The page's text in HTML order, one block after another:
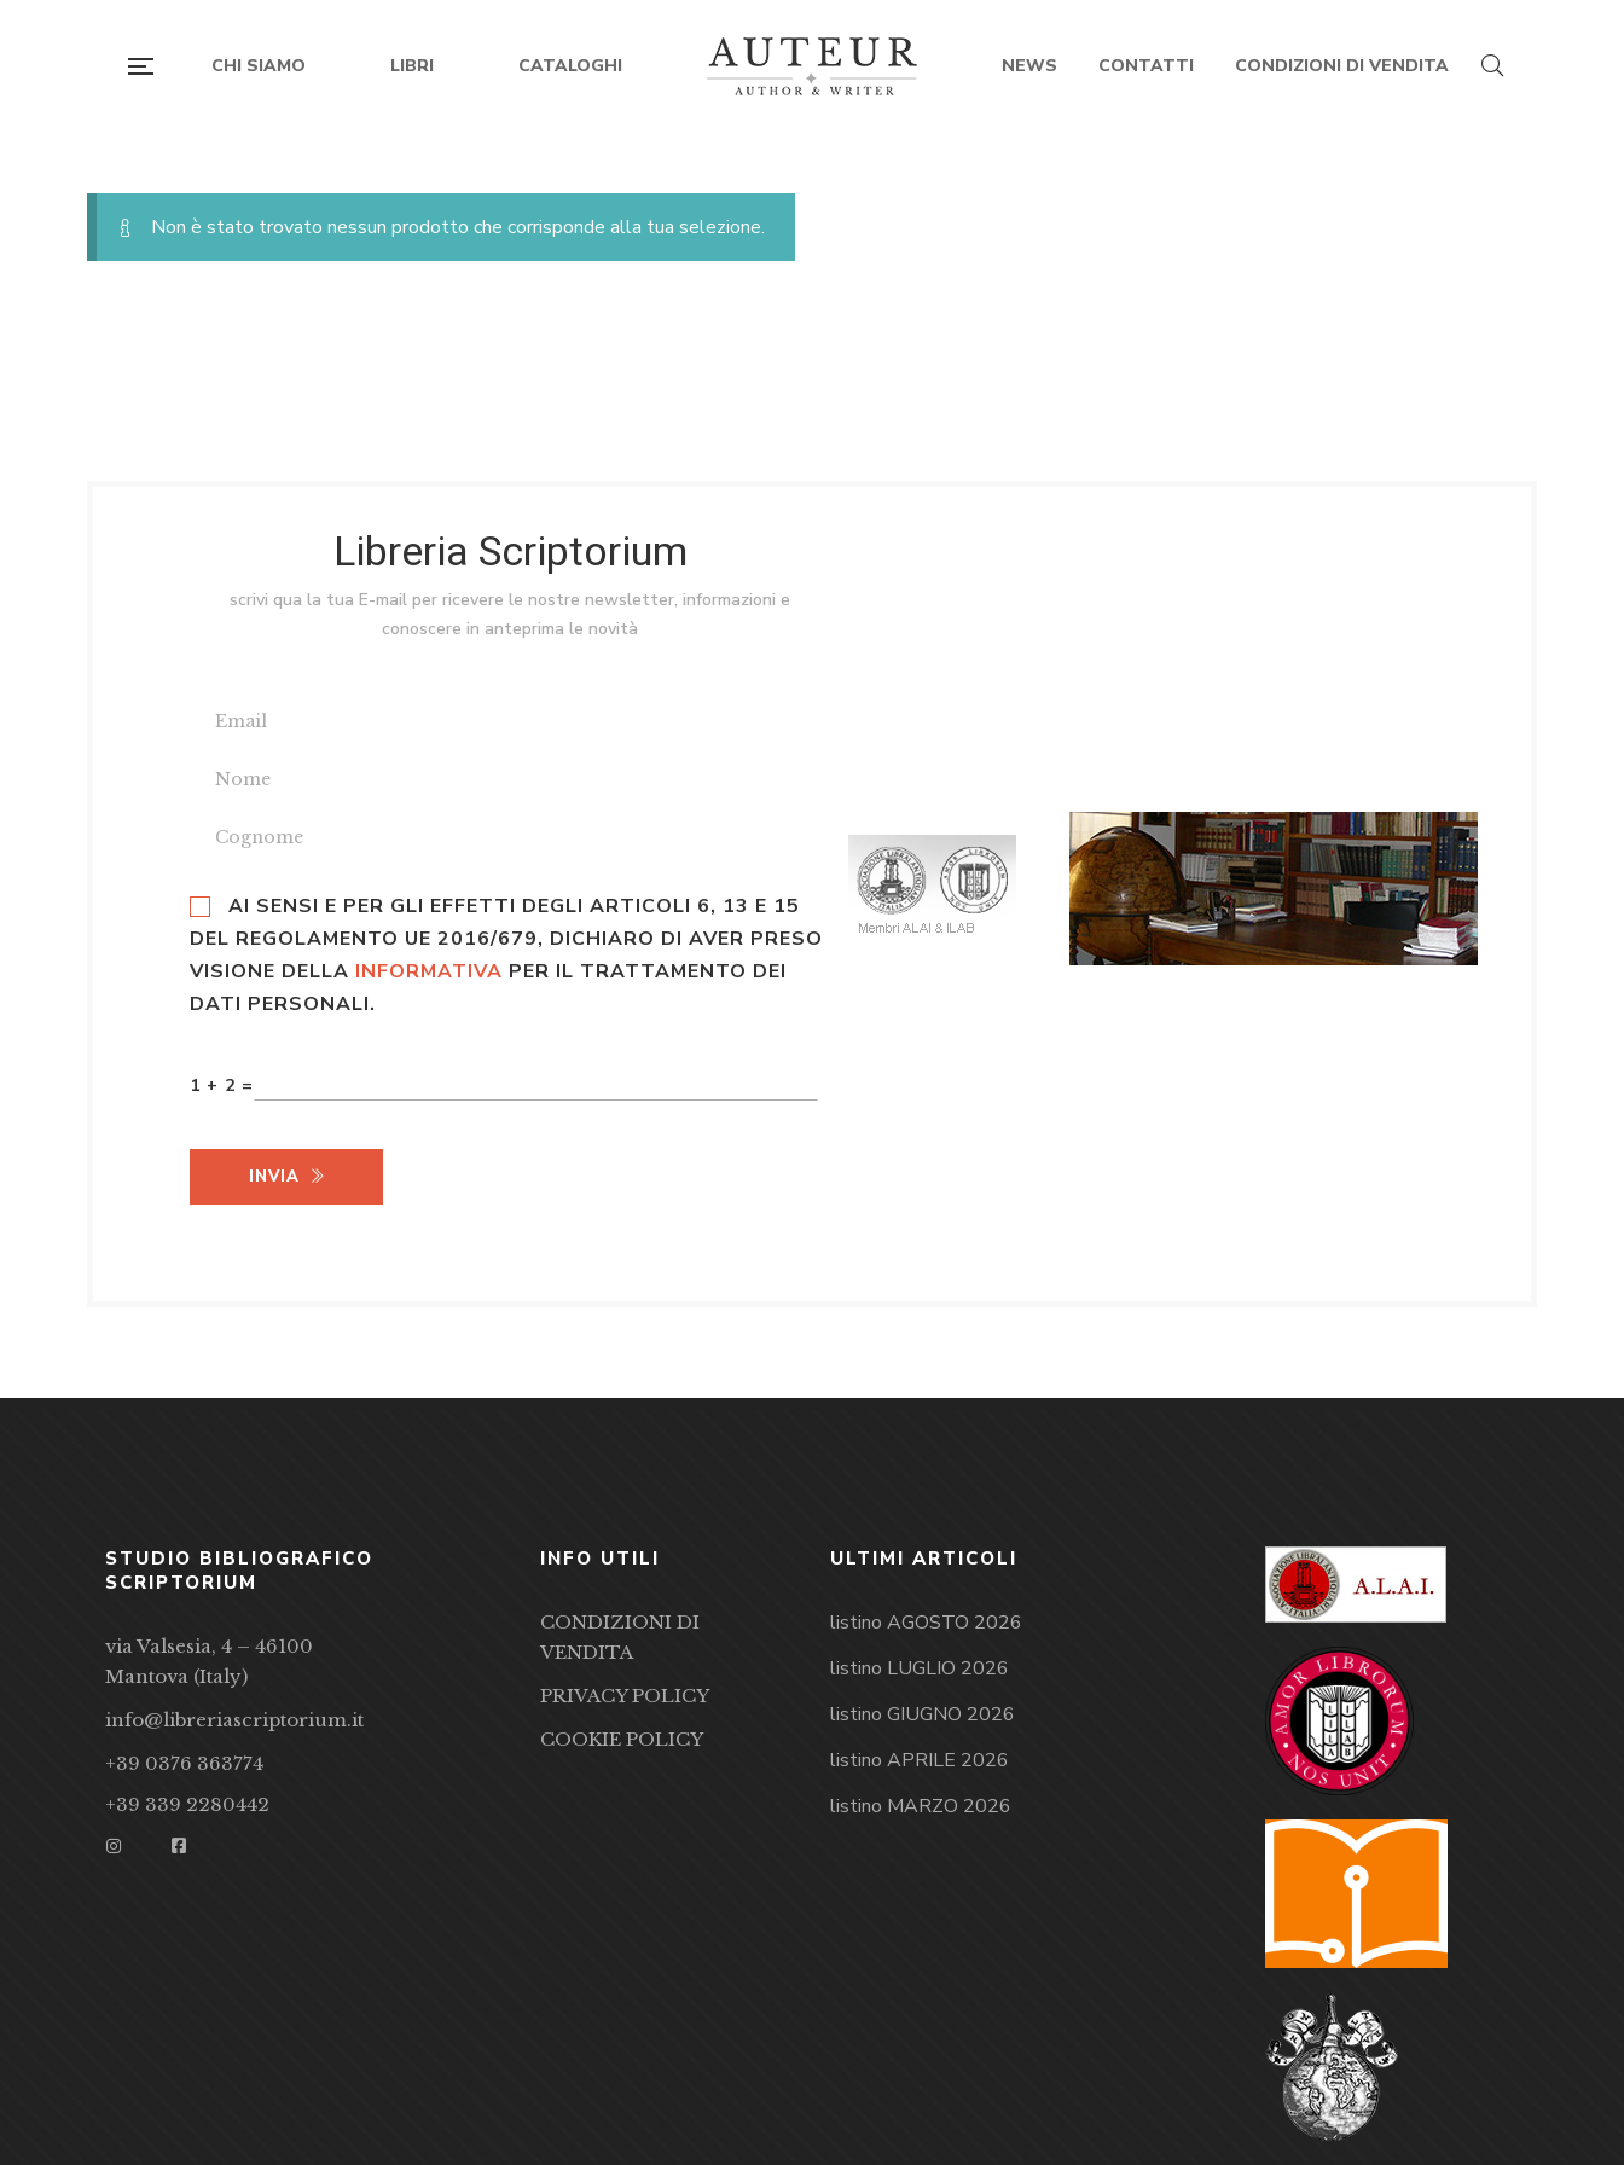
CHI SIAMO LIBRI CATALOGHI NEWS CONTATTI CONDIZIONI DI VENDITA
Non è stato trovato nessun prodotto che corrisponde alla tua selezione.
Libreria Scriptorium
scrivi qua la tua E-mail per ricevere le nostre newsletter, informazioni e
conoscere in anteprima le novità
AI SENSI E PER GLI EFFETTI DEGLI ARTICOLI 6, 13 E 15
DEL REGOLAMENTO UE 2016/679, DICHIARO DI AVER PRESO
VISIONE DELLA INFORMATIVA PER IL TRATTAMENTO DEI
DATI PERSONALI.
1 + 2 =
INVIA
STUDIO BIBLIOGRAFICO
SCRIPTORIUM
via Valsesia, 4 – 46100
Mantova (Italy)
info@libreriascriptorium.it
+39 0376 363774
+39 339 2280442
INFO UTILI
CONDIZIONI DI
VENDITA
PRIVACY POLICY
COOKIE POLICY
ULTIMI ARTICOLI
listino AGOSTO 2026
listino LUGLIO 2026
listino GIUGNO 2026
listino APRILE 2026
listino MARZO 2026